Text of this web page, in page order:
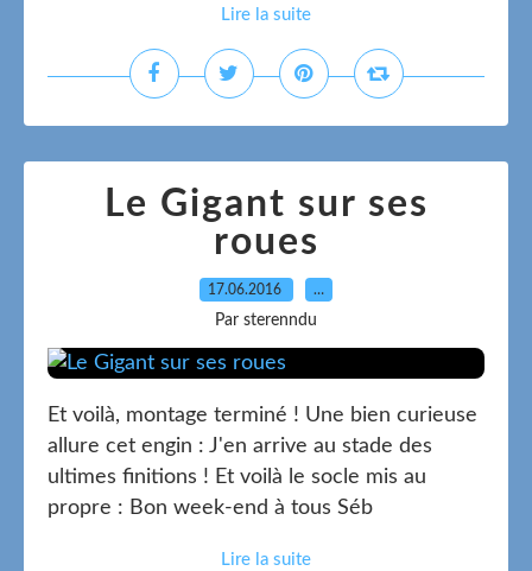
Lire la suite
Le Gigant sur ses
roues
17.06.2016 …
Par sterenndu
Et voilà, montage terminé ! Une bien curieuse
allure cet engin : J'en arrive au stade des
ultimes finitions ! Et voilà le socle mis au
propre : Bon week-end à tous Séb
Lire la suite